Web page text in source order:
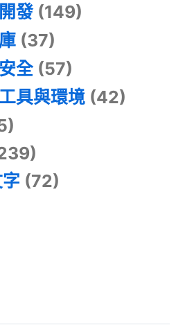
發(149)
(37)
全(57)
具與環境(42)
(72)